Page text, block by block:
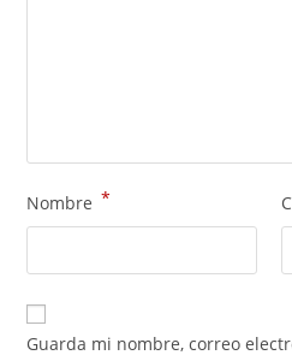
Nombre *
Guarda mi nombre, correo